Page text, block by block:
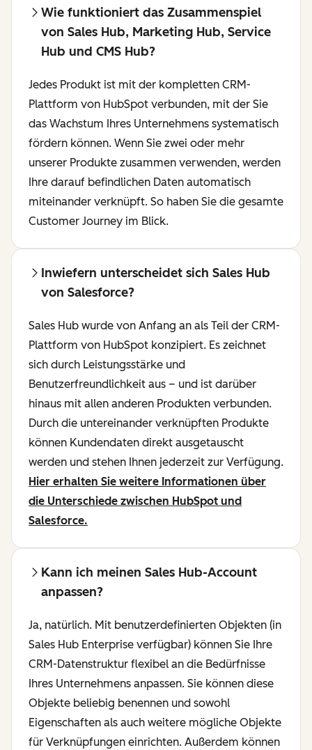
Wie funktioniert das Zusammenspiel
von Sales Hub, Marketing Hub, Service
Hub und CMS Hub?
Jedes Produkt ist mit der kompletten CRM-
Plattform von HubSpot verbunden, mit der Sie
das Wachstum Ihres Unternehmens systematisch
fördern können. Wenn Sie zwei oder mehr
unserer Produkte zusammen verwenden, werden
Ihre darauf befindlichen Daten automatisch
miteinander verknüpft. So haben Sie die gesamte
Customer Journey im Blick.
Inwiefern unterscheidet sich Sales Hub
von Salesforce?
Sales Hub wurde von Anfang an als Teil der CRM-
Plattform von HubSpot konzipiert. Es zeichnet
sich durch Leistungsstärke und
Benutzerfreundlichkeit aus – und ist darüber
hinaus mit allen anderen Produkten verbunden.
Durch die untereinander verknüpften Produkte
können Kundendaten direkt ausgetauscht
werden und stehen Ihnen jederzeit zur Verfügung.
Hier erhalten Sie weitere Informationen über
die Unterschiede zwischen HubSpot und
Salesforce.
Kann ich meinen Sales Hub-Account
anpassen?
Ja, natürlich. Mit benutzerdefinierten Objekten (in
Sales Hub Enterprise verfügbar) können Sie Ihre
CRM-Datenstruktur flexibel an die Bedürfnisse
Ihres Unternehmens anpassen. Sie können diese
Objekte beliebig benennen und sowohl
Eigenschaften als auch weitere mögliche Objekte
für Verknüpfungen einrichten. Außerdem können